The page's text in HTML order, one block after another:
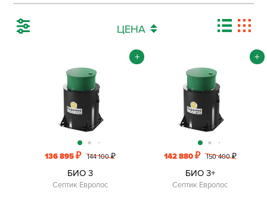
ЦЕНА
136 895₽ 144 100₽
БИО 3
Септик Евролос
+
142 880₽ 150 400₽
БИО 3+
Септик Евролос
+